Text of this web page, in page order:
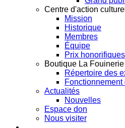
Centre d'action
Mission
Historique
Membres
Équipe
Prix honorifiques
Boutique La Fouinerie
Répertoire des
Actualités
Nouvelles
Espace don
Nous visiter